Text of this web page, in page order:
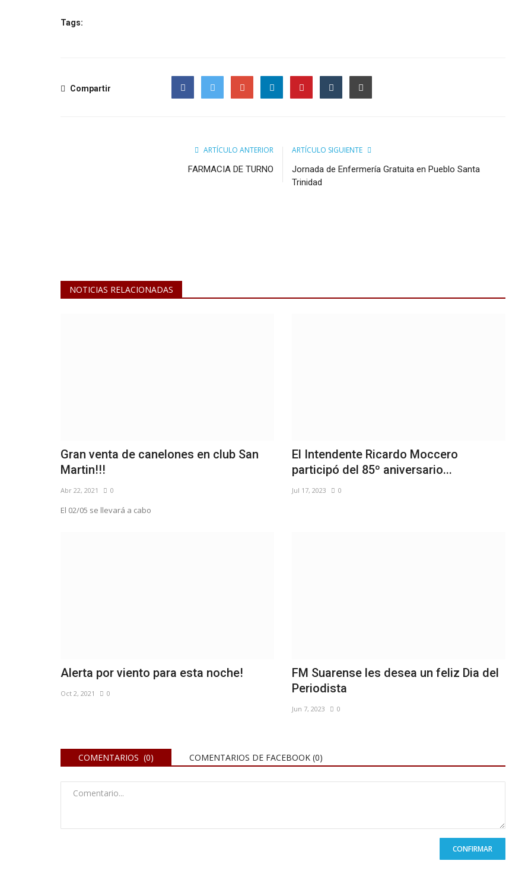
Tags:
Compartir
ARTÍCULO ANTERIOR
FARMACIA DE TURNO
ARTÍCULO SIGUIENTE
Jornada de Enfermería Gratuita en Pueblo Santa
Trinidad
NOTICIAS RELACIONADAS
Gran venta de canelones en club San
Martin!!!
Abr 22, 2021 0
El 02/05 se llevará a cabo
El Intendente Ricardo Moccero
participó del 85º aniversario...
Jul 17, 2023 0
Alerta por viento para esta noche!
Oct 2, 2021 0
FM Suarense les desea un feliz Dia del
Periodista
Jun 7, 2023 0
COMENTARIOS (0) COMENTARIOS DE FACEBOOK (0)
CONFIRMAR